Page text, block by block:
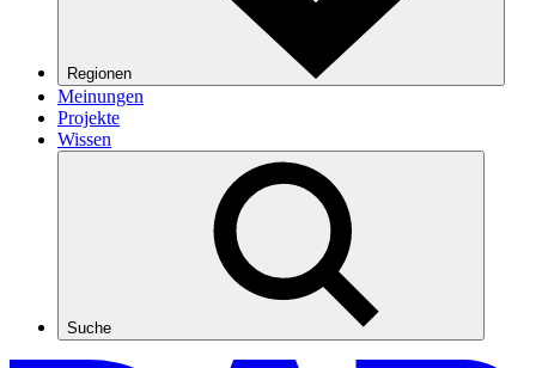
Regionen
Meinungen
Projekte
Wissen
Suche